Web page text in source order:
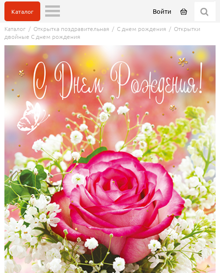
Войти
Каталог
Каталог/ Открытка поздравительная/ С днем рождения/ Открытки
двойные С днем рождения